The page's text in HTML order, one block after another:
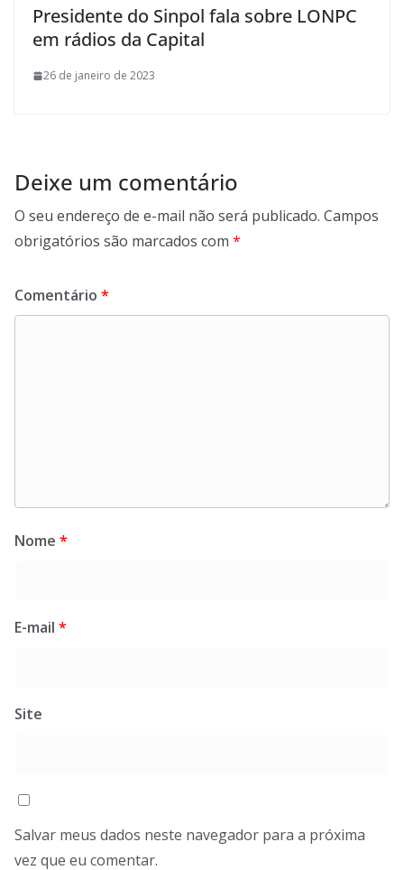
Presidente do Sinpol fala sobre LONPC
em rádios da Capital
26 de janeiro de 2023
Deixe um comentário
O seu endereço de e-mail não será publicado. Campos
obrigatórios são marcados com *
Comentário *
Nome *
E-mail *
Site
Salvar meus dados neste navegador para a próxima
vez que eu comentar.